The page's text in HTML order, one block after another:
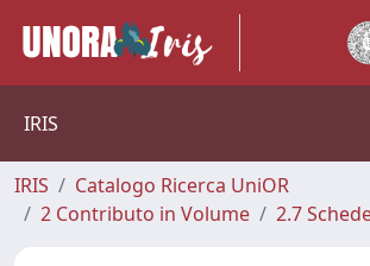
IRIS
IRIS
Catalogo Ricerca UniOR
2 Contributo in Volume
2.7